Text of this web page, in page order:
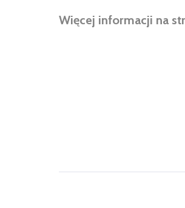
Więcej informacji na